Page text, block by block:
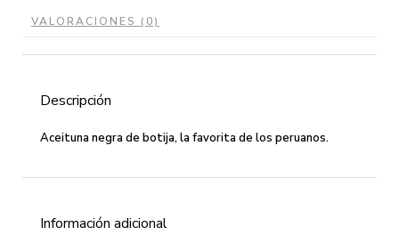
VALORACIONES (0)
Descripción
Aceituna negra de botija, la favorita de los peruanos.
Información adicional